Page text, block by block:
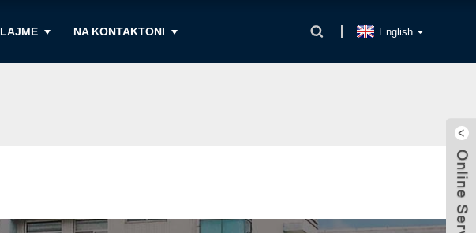
LAJME NA KONTAKTONI English